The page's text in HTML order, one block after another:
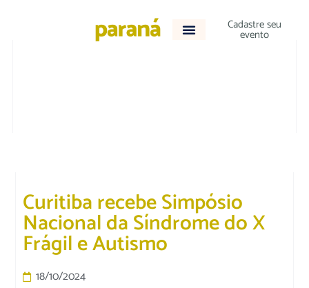
Cadastre seu
evento
Curitiba recebe Simpósio
Nacional da Síndrome do X
Frágil e Autismo
18/10/2024